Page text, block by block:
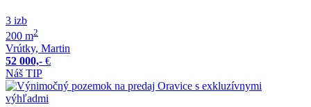
3 izb
200 m2
Vrútky, Martin
52 000,- €
Náš TIP